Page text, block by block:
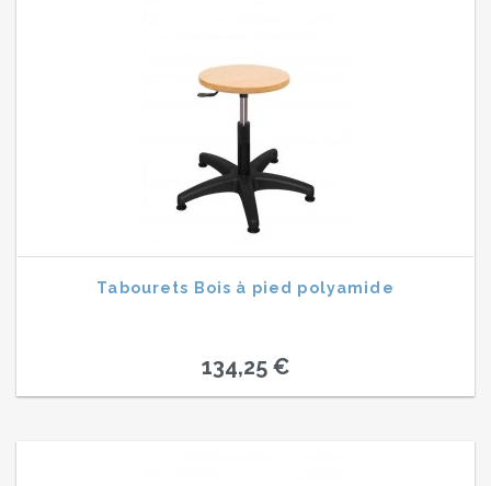
Tabourets Bois à pied polyamide
134,25 €